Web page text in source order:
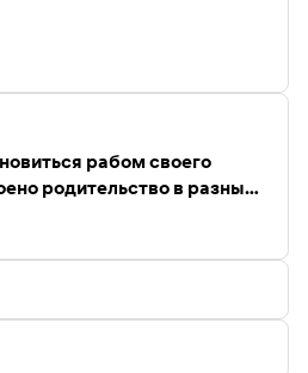
daria_beatle
—
можно тут —
Jivi_Xorosho
рабом своего
родительство в разных